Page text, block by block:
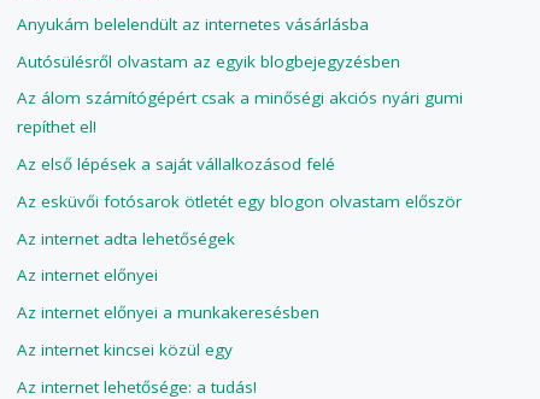
Anyukám belelendült az internetes vásárlásba
Autósülésről olvastam az egyik blogbejegyzésben
Az álom számítógépért csak a minőségi akciós nyári gumi
repíthet el!
Az első lépések a saját vállalkozásod felé
Az esküvői fotósarok ötletét egy blogon olvastam először
Az internet adta lehetőségek
Az internet előnyei
Az internet előnyei a munkakeresésben
Az internet kincsei közül egy
Az internet lehetősége: a tudás!